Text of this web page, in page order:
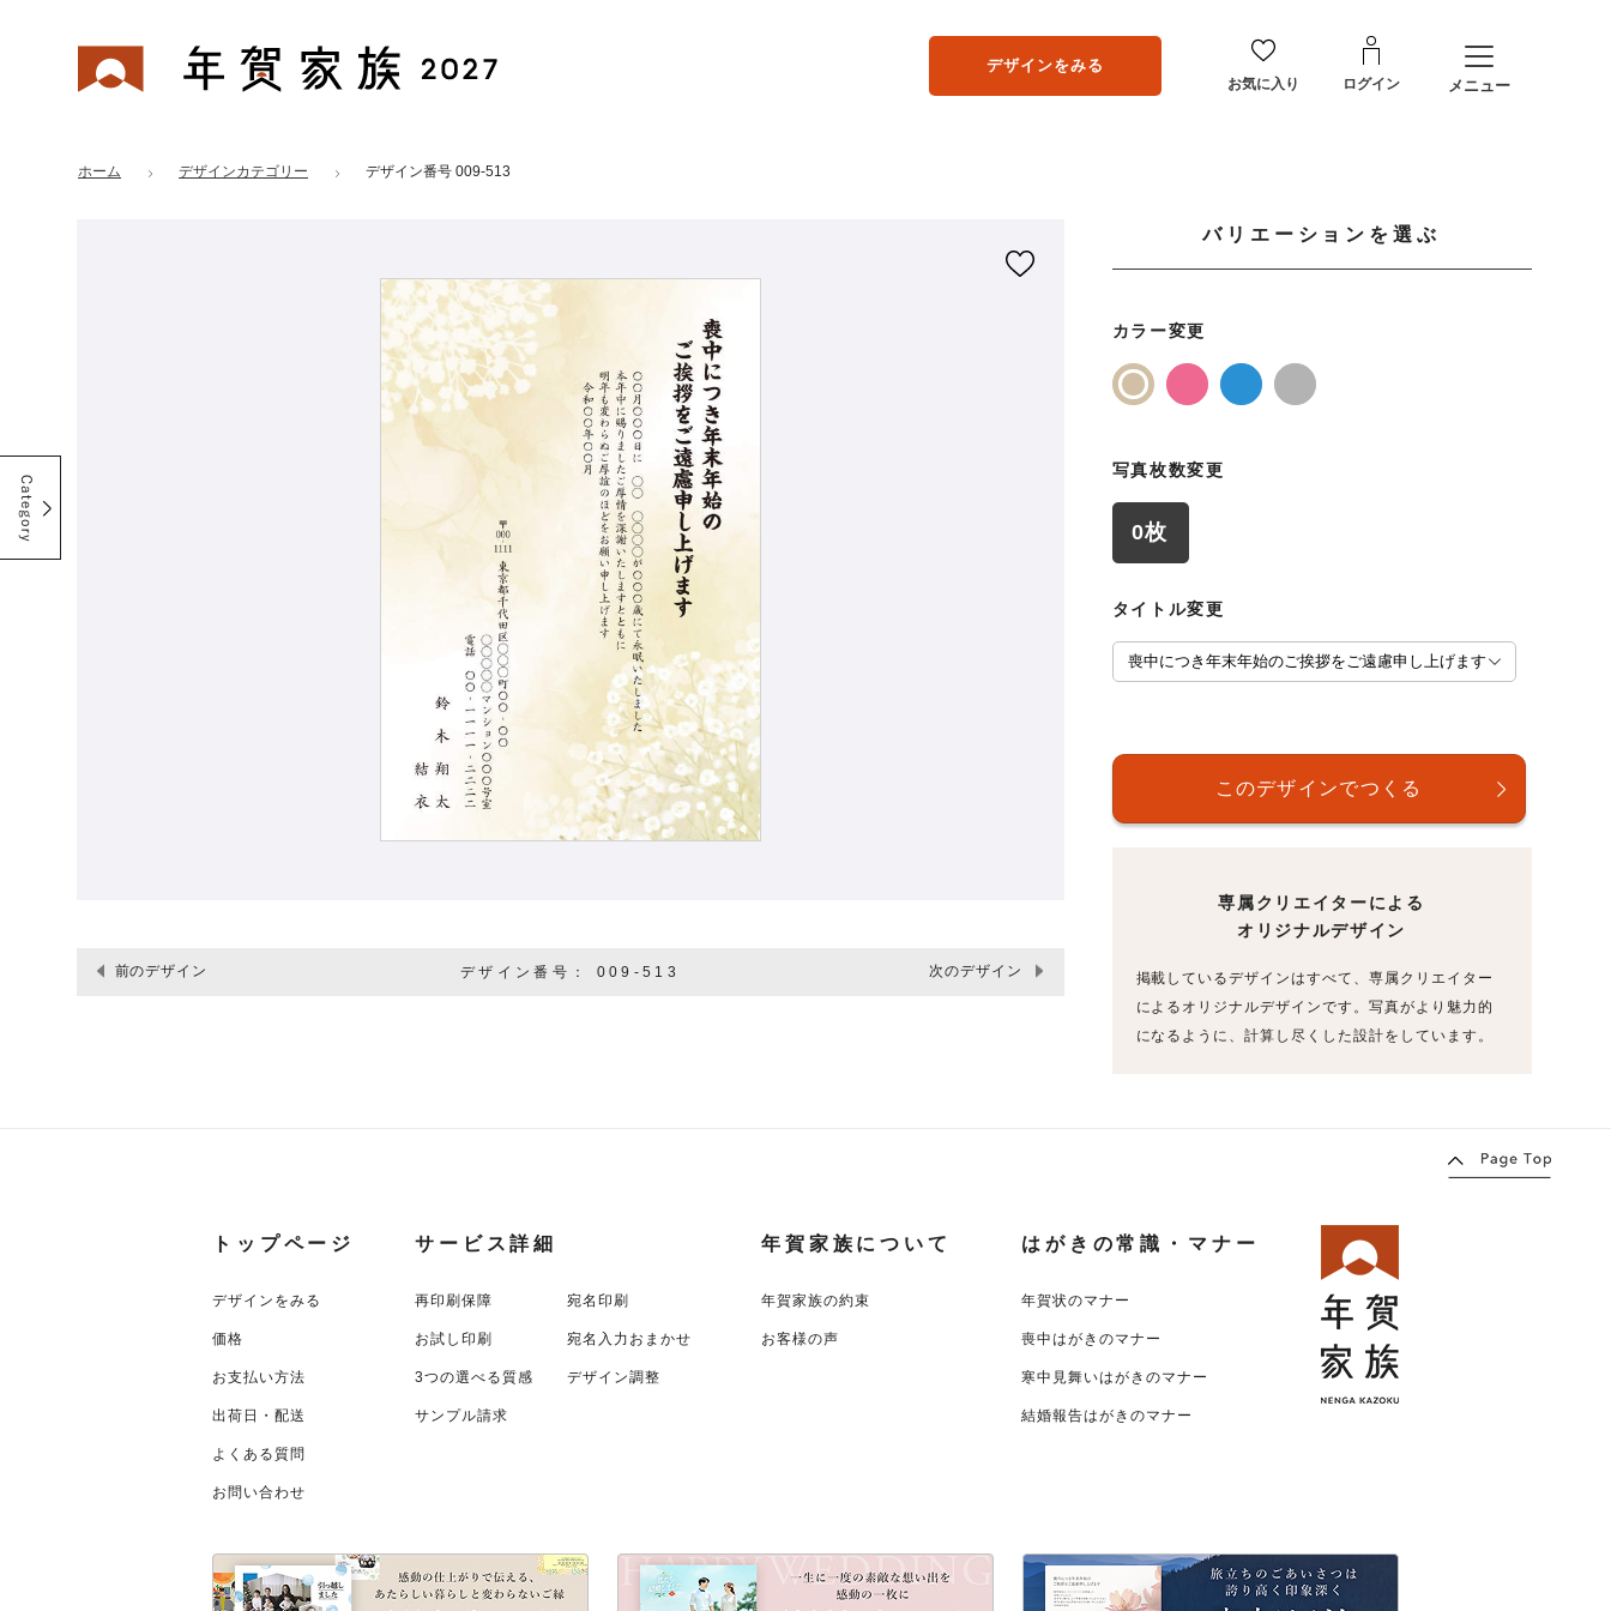
年賀家族 2027 デザインをみる
お気に入り ログイン メニュー
ホーム デザインカテゴリー デザイン番号 009-513
デザイン番号： 009-513
前のデザイン 次のデザイン
バリエーションを選ぶ
カラー変更
写真枚数変更
0枚
タイトル変更
専属クリエイターによる
オリジナルデザイン
掲載しているデザインはすべて、専属クリエイター
によるオリジナルデザインです。写真がより魅力的
になるように、計算し尽くした設計をしています。
トップページ
デザインをみる
価格
お支払い方法
出荷日・配送
よくある質問
お問い合わせ
サービス詳細
再印刷保障 宛名印刷
お試し印刷 宛名入力おまかせ
3つの選べる質感 デザイン調整
サンプル請求
年賀家族について
年賀家族の約束
お客様の声
はがきの常識・マナー
年賀状のマナー
喪中はがきのマナー
寒中見舞いはがきのマナー
結婚報告はがきのマナー